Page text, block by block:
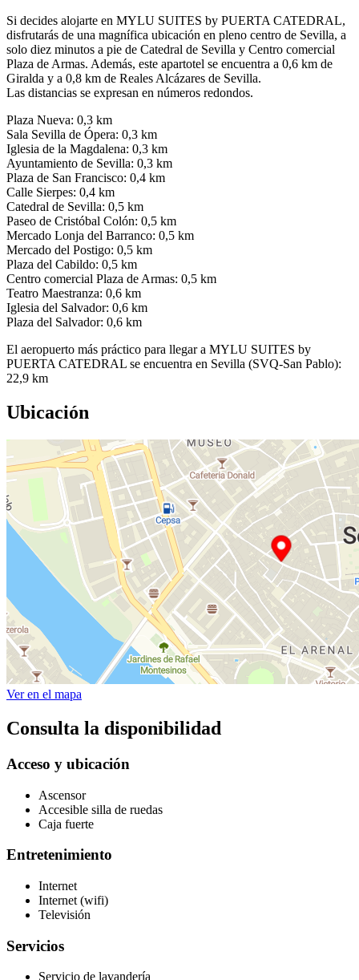
Si decides alojarte en MYLU SUITES by PUERTA CATEDRAL,
disfrutarás de una magnífica ubicación en pleno centro de Sevilla, a
solo diez minutos a pie de Catedral de Sevilla y Centro comercial
Plaza de Armas. Además, este apartotel se encuentra a 0,6 km de
Giralda y a 0,8 km de Reales Alcázares de Sevilla.
Las distancias se expresan en números redondos.
Plaza Nueva: 0,3 km
Sala Sevilla de Ópera: 0,3 km
Iglesia de la Magdalena: 0,3 km
Ayuntamiento de Sevilla: 0,3 km
Plaza de San Francisco: 0,4 km
Calle Sierpes: 0,4 km
Catedral de Sevilla: 0,5 km
Paseo de Cristóbal Colón: 0,5 km
Mercado Lonja del Barranco: 0,5 km
Mercado del Postigo: 0,5 km
Plaza del Cabildo: 0,5 km
Centro comercial Plaza de Armas: 0,5 km
Teatro Maestranza: 0,6 km
Iglesia del Salvador: 0,6 km
Plaza del Salvador: 0,6 km
El aeropuerto más práctico para llegar a MYLU SUITES by
PUERTA CATEDRAL se encuentra en Sevilla (SVQ-San Pablo):
22,9 km
Ubicación
Ver en el mapa
Consulta la disponibilidad
Acceso y ubicación
Ascensor
Accesible silla de ruedas
Caja fuerte
Entretenimiento
Internet
Internet (wifi)
Televisión
Servicios
Servicio de lavandería